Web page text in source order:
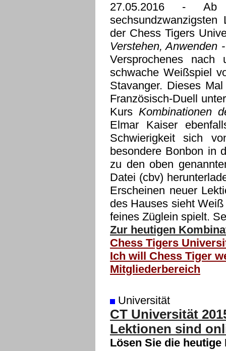
27.05.2016 - Ab
der Chess Tigers
Verstehen, Anwenden
Versprochenes
schwache Weißspiel
Stavanger. Dieses
Französisch-Duell
Kurs Kombinationen
Elmar Kaiser
Schwierigkeit sich
besondere Bonbon in
zu den oben
Datei (cbv)
Erscheinen neuer
des Hauses sieht
feines Züglein spielt.
Zur heutigen
Chess Tigers
Ich will Chess Tiger
Mitgliederbereich
Universität
CT Universität
Lektionen sind
Lösen Sie die